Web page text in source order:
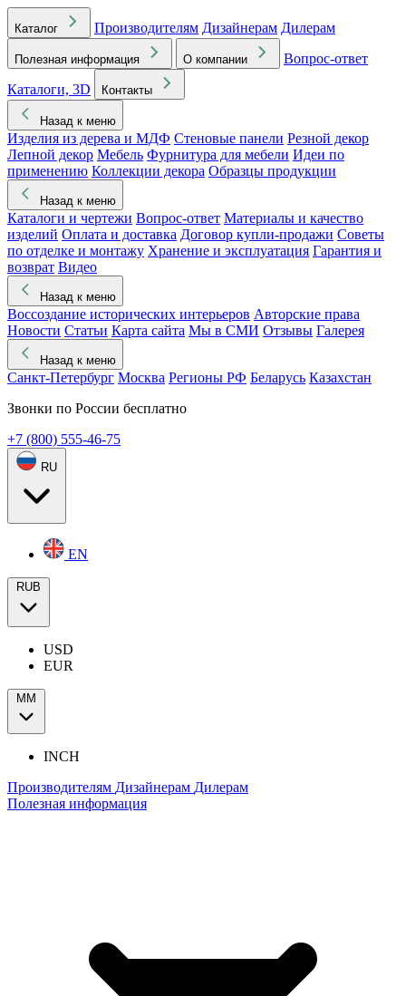
Каталог Производителям Дизайнерам Дилерам
Полезная информация О компании
Вопрос-ответ
Каталоги, 3D
Контакты
Назад к меню
Изделия из дерева и МДФ Стеновые панели Резной декор
Лепной декор Мебель Фурнитура для мебели Идеи по
применению Коллекции декора Образцы продукции
Назад к меню
Каталоги и чертежи Вопрос-ответ Материалы и качество
изделий Оплата и доставка Договор купли-продажи Советы
по отделке и монтажу Хранение и эксплуатация Гарантия и
возврат Видео
Назад к меню
Воссоздание исторических интерьеров Авторские права
Новости Статьи Карта сайта Мы в СМИ Отзывы Галерея
Назад к меню
Санкт-Петербург Москва Регионы РФ Беларусь Казахстан
Звонки по России бесплатно
+7 (800) 555-46-75
RU
EN
RUB
USD
EUR
ММ
INCH
Производителям Дизайнерам Дилерам
Полезная информация